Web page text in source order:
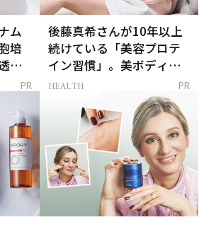
ム
培
明
PR
後藤真希さんが10年以上
続けている「美容プロテ
イン習慣」。美ボディを
支える朝ルーティンと
HEALTH PR